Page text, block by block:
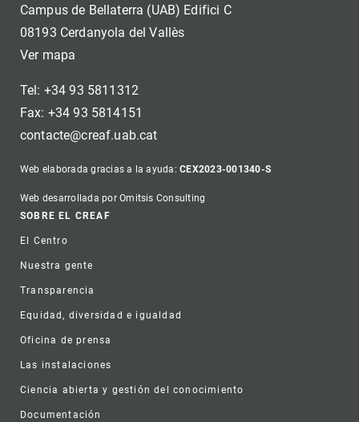
Campus de Bellaterra (UAB) Edifici C
08193 Cerdanyola del Vallès
Ver mapa
Tel: +34 93 5811312
Fax: +34 93 5814151
contacte@creaf.uab.cat
Web elaborada gracias a la ayuda:CEX2023-001340-S
Web desarrollada por Omitsis Consulting
Footer
SOBRE EL CREAF
El Centro
Nuestra gente
Transparencia
Equidad, diversidad e igualdad
Oficina de prensa
Las instalaciones
Ciencia abierta y gestión del conocimiento
Documentación